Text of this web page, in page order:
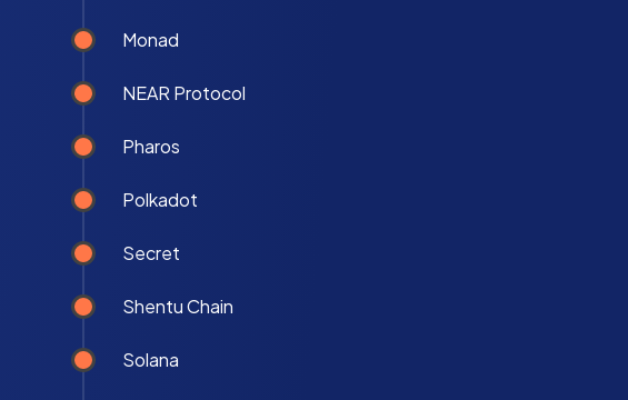
Monad
NEAR Protocol
Pharos
Polkadot
Secret
Shentu Chain
Solana